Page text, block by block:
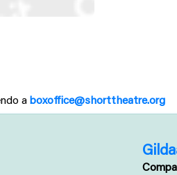
a boxoffice@shorttheatre.org